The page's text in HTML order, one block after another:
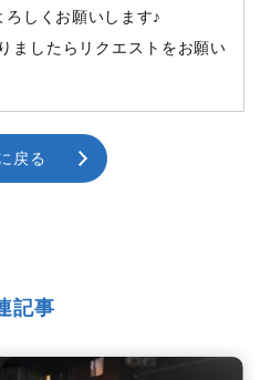
ろしくお願いします♪
ましたらリクエストをお願い
戻る
記事